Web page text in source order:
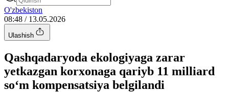
O'zbekiston
08:48 / 13.05.2026
Ulashish
Qashqadaryoda ekologiyaga zarar
yetkazgan korxonaga qariyb 11 milliard
so‘m kompensatsiya belgilandi